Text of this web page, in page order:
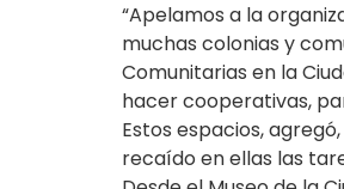
“Apelamos a la
muchas colonias y
Comunitarias en la
hacer cooperativas,
Estos espacios,
recaído en ellas las